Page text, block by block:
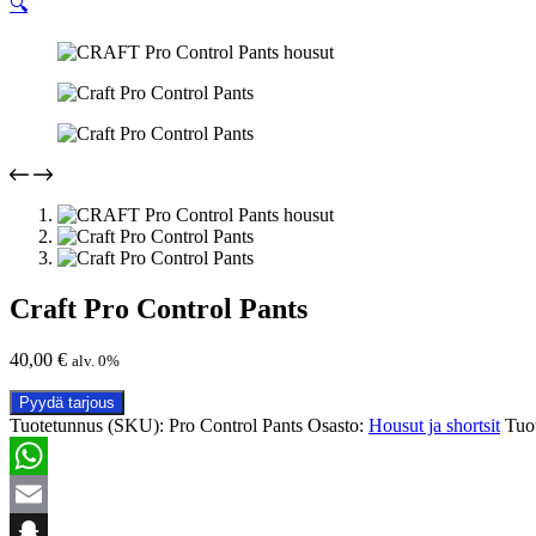
🔍
Craft Pro Control Pants
40,00 € alv. 0%
Pyydä tarjous
Tuotetunnus (SKU): Pro Control Pants Osasto: Housut ja shortsit
WhatsApp
Email